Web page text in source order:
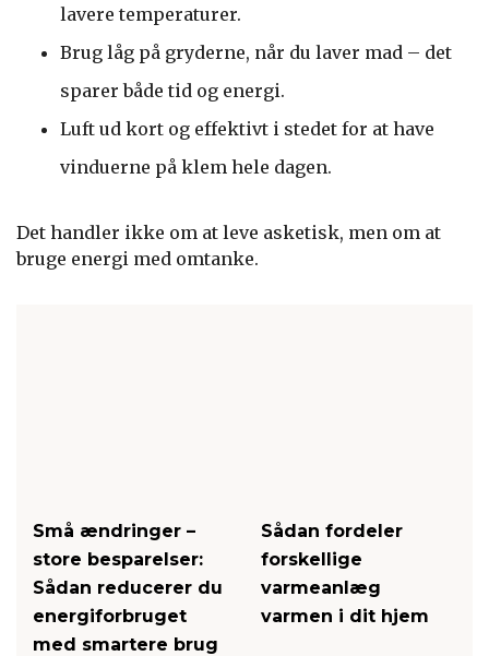
lavere temperaturer.
Brug låg på gryderne, når du laver mad – det
sparer både tid og energi.
Luft ud kort og effektivt i stedet for at have
vinduerne på klem hele dagen.
Det handler ikke om at leve asketisk, men om at
bruge energi med omtanke.
Små ændringer –
store besparelser:
Sådan reducerer du
energiforbruget
med smartere brug
Sådan fordeler
forskellige
varmeanlæg
varmen i dit hjem